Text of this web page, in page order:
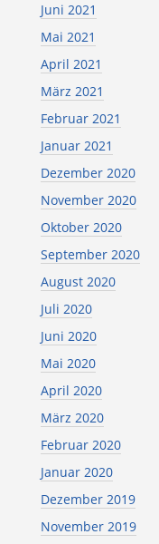
Juni 2021
Mai 2021
April 2021
März 2021
Februar 2021
Januar 2021
Dezember 2020
November 2020
Oktober 2020
September 2020
August 2020
Juli 2020
Juni 2020
Mai 2020
April 2020
März 2020
Februar 2020
Januar 2020
Dezember 2019
November 2019